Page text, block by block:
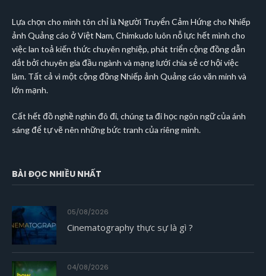
Lựa chọn cho mình tôn chỉ là Người Truyển Cảm Hứng cho Nhiếp
ảnh Quảng cáo ở Việt Nam, Chimkudo luôn nỗ lực hết mình cho
việc lan toả kiến thức chuyên nghiệp, phát triển cộng đồng dẫn
dắt bởi chuyên gia đầu ngành và mạng lưới chia sẻ cơ hội việc
làm. Tất cả vì một cộng đồng Nhiếp ảnh Quảng cáo văn minh và
lớn mạnh.
Cất hết đồ nghề nghìn đô đi, chúng ta đi học ngôn ngữ của ánh
sáng để tự vẽ nên những bức tranh của riêng mình.
BÀI ĐỌC NHIỀU NHẤT
05/08/2026
Cinematography thực sự là gì ?
04/08/2026